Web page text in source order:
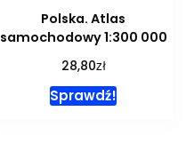
Polska. Atlas
samochodowy 1:300 000
28,80zł
Sprawdź!